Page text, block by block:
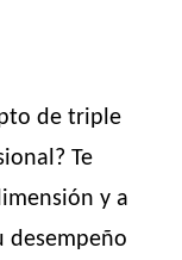
de triple
Te
y a
desempeño